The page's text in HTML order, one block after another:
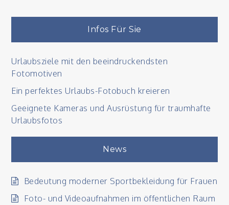
Infos Für Sie
Urlaubsziele mit den beeindruckendsten
Fotomotiven
Ein perfektes Urlaubs-Fotobuch kreieren
Geeignete Kameras und Ausrüstung für traumhafte
Urlaubsfotos
News
Bedeutung moderner Sportbekleidung für Frauen
Foto- und Videoaufnahmen im öffentlichen Raum